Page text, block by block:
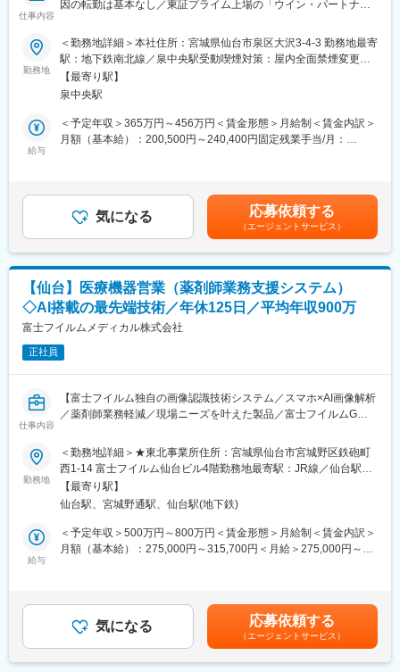
・産休・育休後復帰率100％
・健康経営優良法人2024に選出
■配属詳細：
同社のコアである「メディカル事業部」への配属となります。各
度おります。
合力を強みとして、どのような形でお客様のお役に立てるのかを
意識し、安心・安全を強化して、付加価値をお届けすることを最
大の目標としています。扱う商材も幅広く、お客様の課題やニー
ズに沿ったご提案が可能です。
・医療業界は私たちの生活に無くてはならない非常に社会的意義
の高い業界で、コロナ禍においても安定した業績を残していま
す。地域に根付いた事業運営をしており、今後も安定した成長が
見込めます。
変更の範囲：会社の定める業務
仕事内容
因の転勤は基本なし／東証プライム上場の「ウイン・パートナー
■業務概要：
営業担当として、担当エリアの医療機関に循環器領域の製品を提
案・販売していただきます。※既存顧客メインの提案営業です。
■業務イメージ：
・提案先：循環器領域の医師をはじめとする医療従事者に加え、
立ち会うこともございます。
・担当施設数：一人当たり担当施設は平均1～3施設程度。原則と
して3～4名単位のチームで担当することとなります。
【日中】
まずは納品する医療機器の検品や仕訳作業を行います。完了後、
病院へ訪問し、現場との情報交換や提案活動を行います。また、
ご注文いただいた機器の納品や、院内の在庫管理も行い、医療現
場での機器の安定供給を実現させます。※一日の訪問件数は2～3
件程度。
【夕方】
当日使用した医療機器の確認と補充依頼を行います。その後、見
積書の作成などといった事務作業を行い終業となります。
中途入社者向けの全体研修に加え、現場で勉強を行うOJTなどの
教育体制が整っており、着実に知識・スキルを高めていただけま
す。入社後いきなり担当を持つことはございませんので、実務未
経験の方でも安心してご入社いただける環境です。
■低侵襲医療の魅力：
患者様の手術・検査に伴う痛みや出血などを可能な限り少なくす
■テスコ社について：
1973年の設立以降、 医療機器商社として成長してきた同社。
2013年には株式会社ウイン・インターナショナルと経営統合し、
勤務地
＜勤務地詳細＞本社住所：宮城県仙台市泉区大沢3-4-3 勤務地最寄
駅：地下鉄南北線／泉中央駅受動喫煙対策：屋内全面禁煙変更の
範囲：会社の定める事業所
【最寄り駅】
泉中央駅
給与
＜予定年収＞365万円～456万円＜賃金形態＞月給制＜賃金内訳＞
月額（基本給）：200,500円～240,400円固定残業手当/月：
給：年1回（7月）■賞与：年2回（7・12月）■決算賞与（会社業績
により）※年収は経験等を考慮し決定いたします。※固定時間外手
当（30時間分）を超える残業代は別途支給いたします。賃金はあ
くまでも目安の金額であり、選考を通じて上下する可能性があり
ます。月給(月額)は固定手当を含めた表記です。
気になる 応募依頼する
（エージェントサービス）
【仙台】医療機器営業（薬剤師業務支援システム）
◇AI搭載の最先端技術／年休125日／平均年収900万
富士フイルムメディカル株式会社
正社員
仕事内容
【富士フイルム独自の画像認識技術システム／スマホ×AI画像解析
／薬剤師業務軽減／現場ニーズを叶えた製品／富士フイルムGの
日125日／手当・福利厚生充実】
■業務内容：
富士フイルムの画像処理技術を活かした調剤監査業務支援システ
ムのセールスを担当いただきます。
訪問先は保険調剤薬局、病院薬剤部の薬剤師・オーナー・院長・
事務長などです。その他にも代理店に対しても営業活動を行いま
だきます。
勤務地
＜勤務地詳細＞★東北事業所住所：宮城県仙台市宮城野区鉄砲町
西1-14 富士フイルム仙台ビル4階勤務地最寄駅：JR線／仙台駅受
動喫煙対策：屋内全面禁煙変更の範囲：会社の定める事業所（リ
モートワーク含む）
【最寄り駅】
仙台駅、宮城野通駅、仙台駅(地下鉄)
給与
＜予定年収＞500万円～800万円＜賃金形態＞月給制＜賃金内訳＞
月額（基本給）：275,000円～315,700円＜月給＞275,000円～
万円(入社8年・経験11年、手当含)：月給37万円賃金はあくまでも
目安の金額であり、選考を通じて上下する可能性があります。月
給(月額)は固定手当を含めた表記です。
気になる 応募依頼する
（エージェントサービス）